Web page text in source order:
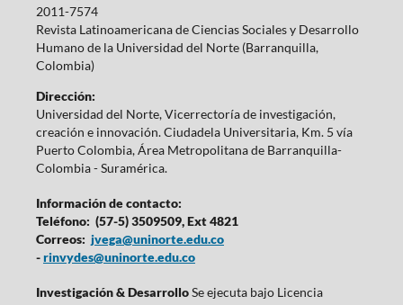
2011-7574
Revista Latinoamericana de Ciencias Sociales y Desarrollo
Humano de la Universidad del Norte (Barranquilla,
Colombia)
Dirección:
Universidad del Norte, Vicerrectoría de investigación,
creación e innovación. Ciudadela Universitaria, Km. 5 vía
Puerto Colombia, Área Metropolitana de Barranquilla-
Colombia - Suramérica.
Información de contacto:
Teléfono: (57-5) 3509509, Ext 4821
Correos: jvega@uninorte.edu.co
-rinvydes@uninorte.edu.co
Investigación & DesarrolloSe ejecuta bajo Licencia